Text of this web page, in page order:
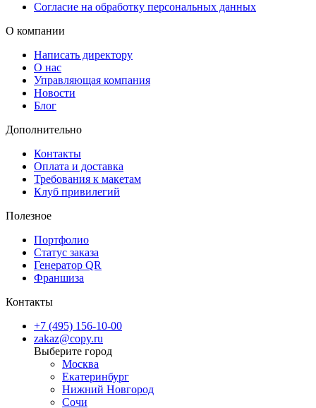
Согласие на обработку персональных данных
О компании
Написать директору
О нас
Управляющая компания
Новости
Блог
Дополнительно
Контакты
Оплата и доставка
Требования к макетам
Клуб привилегий
Полезное
Портфолио
Статус заказа
Генератор QR
Франшиза
Контакты
+7 (495) 156-10-00
zakaz@copy.ru
Москва
Екатеринбург
Нижний Новгород
Сочи